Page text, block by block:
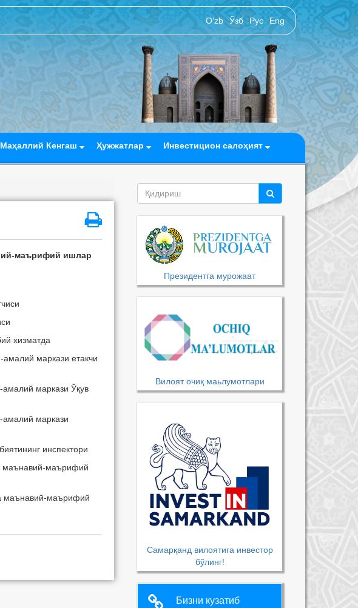
O‘zb Ўзб Рус Eng
Маҳаллий Кенгаш Ҳужжатлар Инвестицион салоҳият
маърифий ишлар
хизматда
маркази етакчи
маркази Ўқув
маркази
инспектори
маънавий-маърифий
маънавий-маърифий
Президентга мурожаат
Вилоят очиқ маьлумотлари
Самарқанд вилоятига инвестор
бўлинг!
Бизни кузатиб